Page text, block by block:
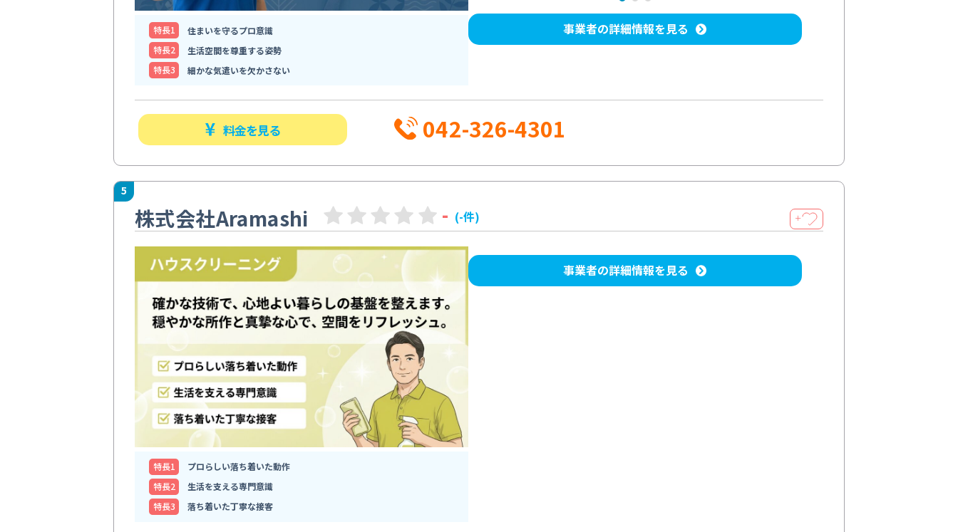
特⻑1
住まいを守るプロ意識
特⻑2
生活空間を尊重する姿勢
特⻑3
細かな気遣いを欠かさない
事業者の詳細情報を見る
料金を見る 042-326-4301
5
株式会社Aramashi - (-件) ＋
特⻑1
プロらしい落ち着いた動作
特⻑2
生活を支える専門意識
特⻑3
落ち着いた丁寧な接客
事業者の詳細情報を見る